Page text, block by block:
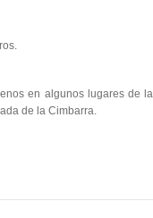
en algunos lugares de
de la Cimbarra.